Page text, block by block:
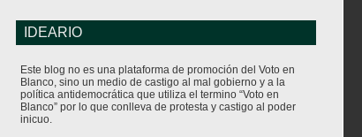
IDEARIO
Este blog no es una plataforma de promoción del Voto en
Blanco, sino un medio de castigo al mal gobierno y a la
política antidemocrática que utiliza el termino “Voto en
Blanco” por lo que conlleva de protesta y castigo al poder
inicuo.